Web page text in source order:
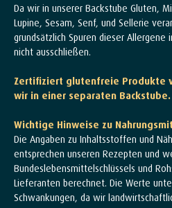
Da wir in unserer Backstube Gluten,
Lupine, Sesam, Senf, und Sellerie
grundsätzlich Spuren dieser Allergene
nicht ausschließen.
Zertifiziert glutenfreie Produkte
wir in einer separaten Backstube.
Wichtige Hinweise zu
Die Angaben zu Inhaltsstoffen und
entsprechen unseren Rezepten und
Bundeslebensmittelschlüssels und
Lieferanten berechnet. Die Werte
Schwankungen, da wir